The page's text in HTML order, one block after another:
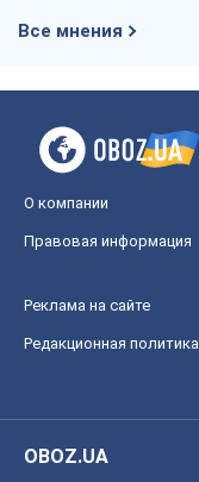
Все мнения
О компании
Правовая информация
Реклама на сайте
Редакционная политика
OBOZ.UA